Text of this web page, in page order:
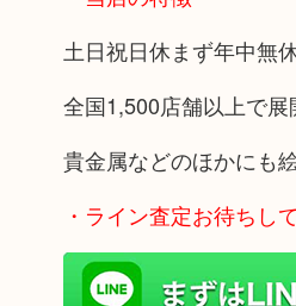
土日祝日休まず年中無
全国1,500店舗以上で
貴金属などのほかにも
・ライン査定お待ちし